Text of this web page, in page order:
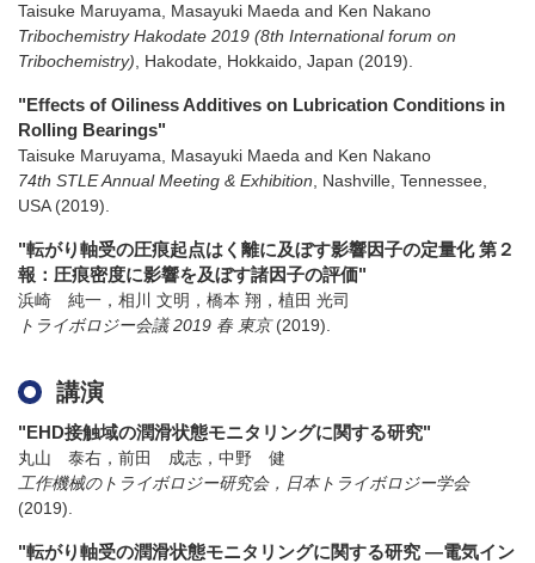
Taisuke Maruyama, Masayuki Maeda and Ken Nakano
Tribochemistry Hakodate 2019 (8th International forum on
Tribochemistry)
Hakodate, Hokkaido, Japan (2019)
"Effects of Oiliness Additives on Lubrication Conditions in
Rolling Bearings"
Taisuke Maruyama, Masayuki Maeda and Ken Nakano
74th STLE Annual Meeting & Exhibition
Nashville, Tennessee,
USA (2019)
"転がり軸受の圧痕起点はく離に及ぼす影響因子の定量化 第２
報：圧痕密度に影響を及ぼす諸因子の評価"
浜崎 純一，相川 文明，橋本 翔，植田 光司
トライボロジー会議 2019 春 東京 (2019)
講演
"EHD接触域の潤滑状態モニタリングに関する研究"
丸山 泰右，前田 成志，中野 健
工作機械のトライボロジー研究会，日本トライボロジー学会
(2019)
"転がり軸受の潤滑状態モニタリングに関する研究 ―電気イン